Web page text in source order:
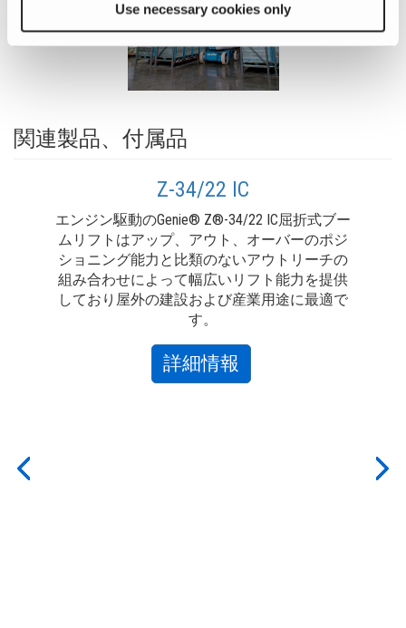
Use necessary cookies only
関連製品、付属品
Previous
イ
ら
Z-34/22 IC
エンジン駆動のGenie® Z®-34/22 IC屈折式ブー
ムリフトはアップ、アウト、オーバーのポジ
ショニング能力と比類のないアウトリーチの
組み合わせによって幅広いリフト能力を提供
しており屋外の建設および産業用途に最適で
す。
詳細情報
Z-